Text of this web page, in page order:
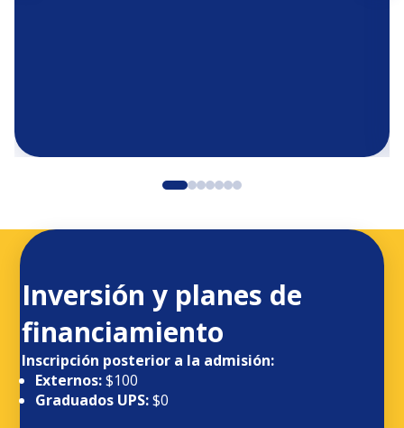
Inversión y planes de
financiamiento
Inscripción posterior a la admisión:
Externos:$100
Graduados UPS:$0